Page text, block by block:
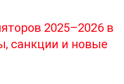
2025–2026 в
санкции и новые